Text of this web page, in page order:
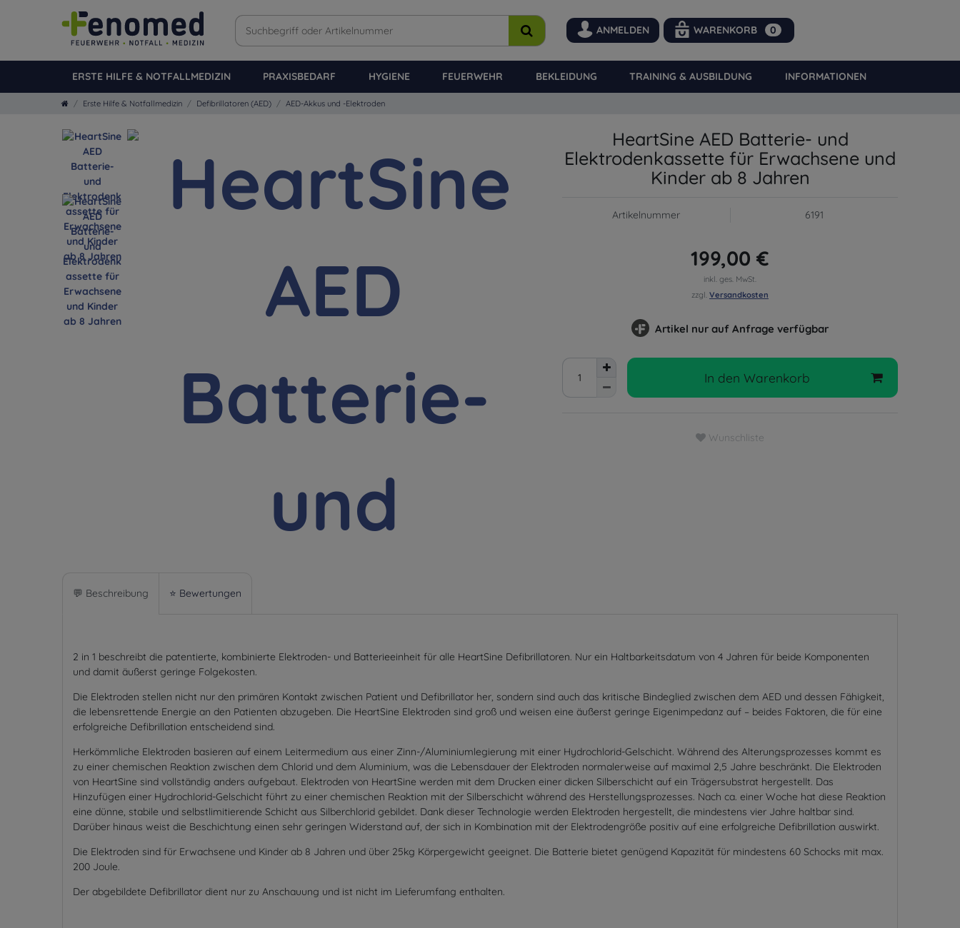
ANMELDEN WARENKORB 0
ERSTE HILFE & NOTFALLMEDIZIN PRAXISBEDARF HYGIENE FEUERWEHR BEKLEIDUNG TRAINING & AUSBILDUNG INFORMATIONEN
Erste Hilfe & Notfallmedizin Defibrillatoren (AED) AED-Akkus und -Elektroden
HeartSine AED Batterie- und
Elektrodenkassette für Erwachsene und
Kinder ab 8 Jahren
Artikelnummer 6191
199,00 €
inkl. ges. MwSt.
zzgl. Versandkosten
Artikel nur auf Anfrage verfügbar
In den Warenkorb
Wunschliste
💬 Beschreibung ⭐ Bewertungen
2 in 1 beschreibt die patentierte, kombinierte Elektroden- und Batterieeinheit für alle HeartSine Defibrillatoren. Nur ein Haltbarkeitsdatum von 4 Jahren für beide Komponenten
und damit äußerst geringe Folgekosten.
Die Elektroden stellen nicht nur den primären Kontakt zwischen Patient und Defibrillator her, sondern sind auch das kritische Bindeglied zwischen dem AED und dessen Fähigkeit,
die lebensrettende Energie an den Patienten abzugeben. Die HeartSine Elektroden sind groß und weisen eine äußerst geringe Eigenimpedanz auf – beides Faktoren, die für eine
erfolgreiche Defibrillation entscheidend sind.
Herkömmliche Elektroden basieren auf einem Leitermedium aus einer Zinn-/Aluminiumlegierung mit einer Hydrochlorid-Gelschicht. Während des Alterungsprozesses kommt es
zu einer chemischen Reaktion zwischen dem Chlorid und dem Aluminium, was die Lebensdauer der Elektroden normalerweise auf maximal 2,5 Jahre beschränkt. Die Elektroden
von HeartSine sind vollständig anders aufgebaut. Elektroden von HeartSine werden mit dem Drucken einer dicken Silberschicht auf ein Trägersubstrat hergestellt. Das
Hinzufügen einer Hydrochlorid-Gelschicht führt zu einer chemischen Reaktion mit der Silberschicht während des Herstellungsprozesses. Nach ca. einer Woche hat diese Reaktion
eine dünne, stabile und selbstlimitierende Schicht aus Silberchlorid gebildet. Dank dieser Technologie werden Elektroden hergestellt, die mindestens vier Jahre haltbar sind.
Darüber hinaus weist die Beschichtung einen sehr geringen Widerstand auf, der sich in Kombination mit der Elektrodengröße positiv auf eine erfolgreiche Defibrillation auswirkt.
Die Elektroden sind für Erwachsene und Kinder ab 8 Jahren und über 25kg Körpergewicht geeignet. Die Batterie bietet genügend Kapazität für mindestens 60 Schocks mit max.
200 Joule.
Der abgebildete Defibrillator dient nur zu Anschauung und ist nicht im Lieferumfang enthalten.